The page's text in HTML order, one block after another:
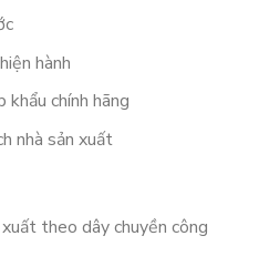
hành
chính hãng
nhà sản xuất
theo dây chuyền công